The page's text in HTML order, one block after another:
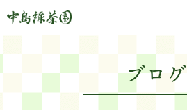
ブログ